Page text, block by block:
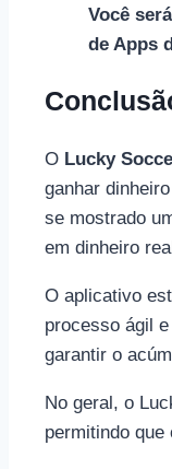
Você
de Apps
O Lucky
ganhar
se mostrado
em dinheiro
O aplicativo
processo ágil
garantir o
No geral, o
permitindo